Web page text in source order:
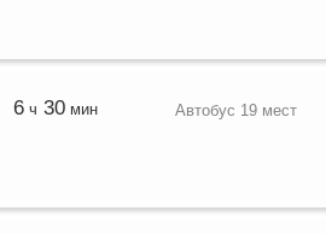
6ч 30мин Автобус 19 мест